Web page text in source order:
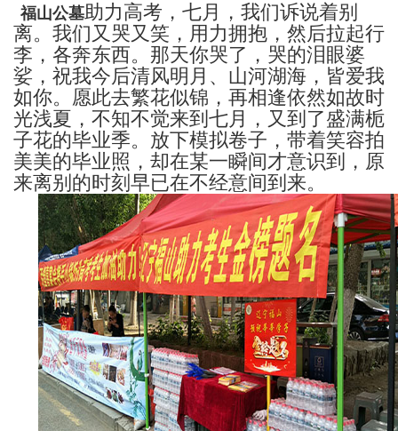
福山公墓助力高考， 七月，我们诉说着别
离。我们又哭又笑，用力拥抱，然后拉起行
李，各奔东西。那天你哭了，哭的泪眼婆
娑，祝我今后清风明月、山河湖海，皆爱我
如你。愿此去繁花似锦，再相逢依然如故时
光浅夏，不知不觉来到七月，又到了盛满栀
子花的毕业季。放下模拟卷子，带着笑容拍
美美的毕业照，却在某一瞬间才意识到，原
来离别的时刻早已在不经意间到来。